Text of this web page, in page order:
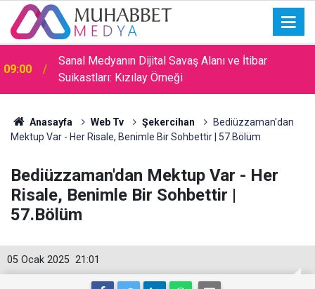
09:00
Sanal Medyanın Dijital Savaş Alanı ve İtibar
Suikastları: Kızılay Örneği
Anasayfa Web Tv Şekercihan
Bediüzzaman'dan
Mektup Var - Her Risale, Benimle Bir Sohbettir | 57.Bölüm
Bediüzzaman'dan Mektup Var - Her
Risale, Benimle Bir Sohbettir |
57.Bölüm
21:01
05 Ocak 2025